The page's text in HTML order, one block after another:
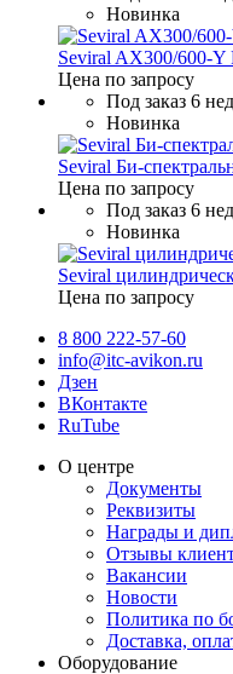
Новинка
Seviral AX300/600-Y
Цена по запросу
Под заказ 6
Новинка
Seviral Би-
Цена по запросу
Под заказ 6
Новинка
Seviral
Цена по запросу
8 800 222-57-60
info@itc-avikon.ru
Дзен
ВКонтакте
RuTube
О центре
Документы
Реквизиты
Награды и
Отзывы
Вакансии
Новости
Политика по
Доставка,
Оборудование